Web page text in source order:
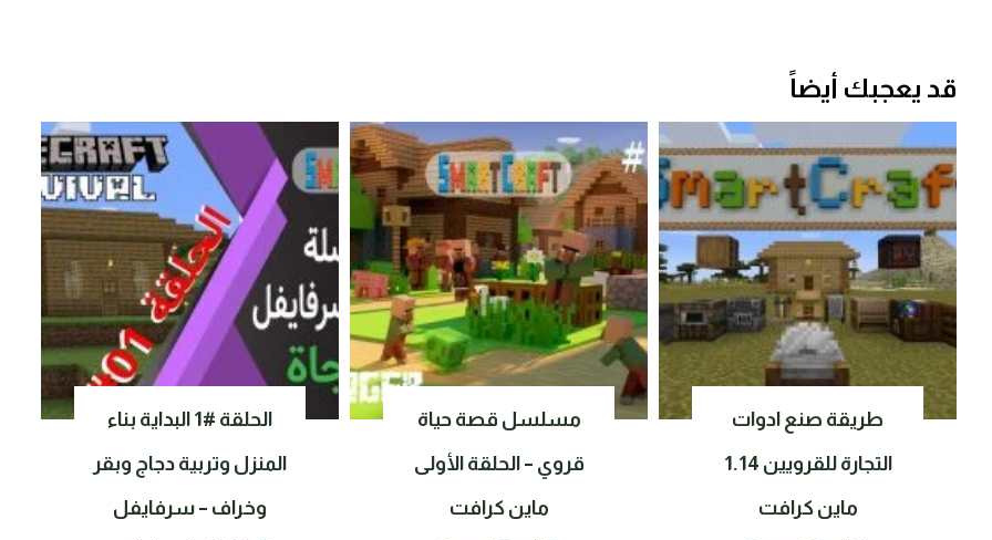
قد يعجبك أيضاً
طريقة صنع ادوات
التجارة للقرويين 1.14
ماين كرافت
مسلسل قصة حياة
قروي – الحلقة الأولى
ماين كرافت
الحلقة #1 البداية بناء
المنزل وتربية دجاج وبقر
وخراف – سرفايفل